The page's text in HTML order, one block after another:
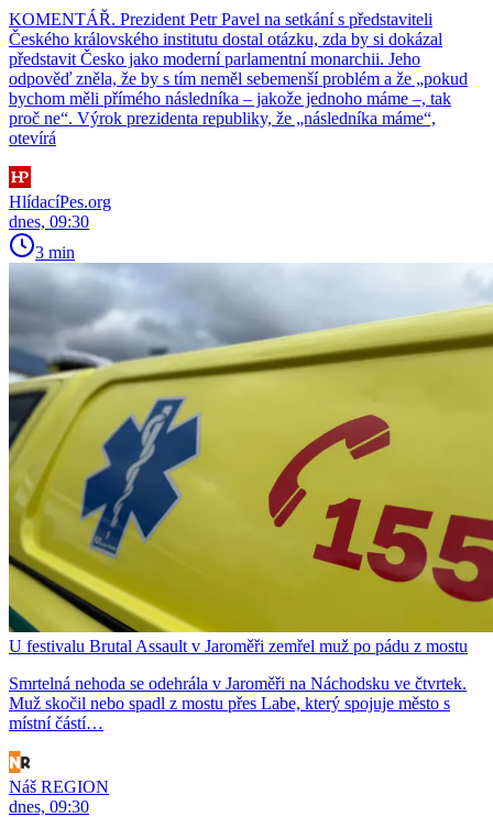
KOMENTÁŘ. Prezident Petr Pavel na setkání s představiteli
Českého královského institutu dostal otázku, zda by si dokázal
představit Česko jako moderní parlamentní monarchii. Jeho
odpověď zněla, že by s tím neměl sebemenší problém a že „pokud
bychom měli přímého následníka – jakože jednoho máme –, tak
proč ne“. Výrok prezidenta republiky, že „následníka máme“,
otevírá
HlídacíPes.org
dnes, 09:30
3 min
U festivalu Brutal Assault v Jaroměři zemřel muž po pádu z mostu
Smrtelná nehoda se odehrála v Jaroměři na Náchodsku ve čtvrtek.
Muž skočil nebo spadl z mostu přes Labe, který spojuje město s
místní částí…
Náš REGION
dnes, 09:30